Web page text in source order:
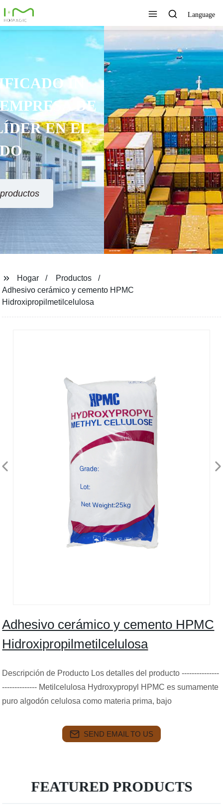
Language
TECNOLOGÍA ÚNICA,
EXCELENTE CALIDAD,
SERVICIO RÁPIDO
Ver todos los productos
Hogar
Productos
Adhesivo cerámico y cemento HPMC
Hidroxipropilmetilcelulosa
Adhesivo cerámico y cemento HPMC
Hidroxipropilmetilcelulosa
Descripción de Producto Los detalles del producto ---------------
-------------- Metilcelulosa Hydroxypropyl HPMC es sumamente
puro algodón celulosa como materia prima, bajo
SEND EMAIL TO US
FEATURED PRODUCTS